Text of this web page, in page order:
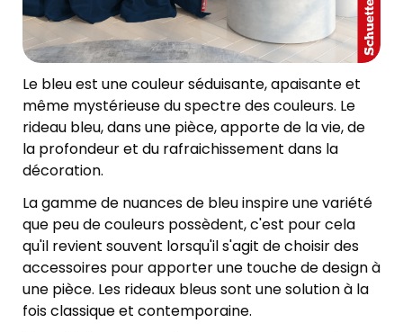
Le bleu est une couleur séduisante, apaisante et
même mystérieuse du spectre des couleurs. Le
rideau bleu, dans une pièce, apporte de la vie, de
la profondeur et du rafraichissement dans la
décoration.
La gamme de nuances de bleu inspire une variété
que peu de couleurs possèdent, c'est pour cela
qu'il revient souvent lorsqu'il s'agit de choisir des
accessoires pour apporter une touche de design à
une pièce. Les rideaux bleus sont une solution à la
fois classique et contemporaine.